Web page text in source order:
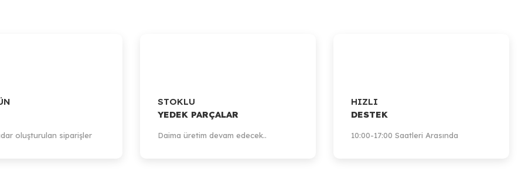
oluşturulan siparişler
STOKLU
YEDEK PARÇALAR
Daima üretim devam edecek..
HIZLI
DESTEK
10:00-17:00 Saatleri Arasında